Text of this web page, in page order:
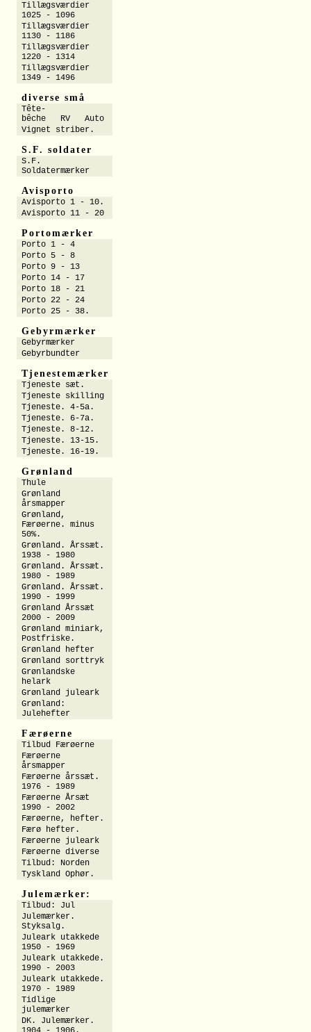
Tillægsværdier
1025 - 1096
Tillægsværdier
1130 - 1186
Tillægsværdier
1220 - 1314
Tillægsværdier
1349 - 1496
diverse små
Tête-
bêche RV Auto
Vignet striber.
S.F. soldater
S.F.
Soldatermærker
Avisporto
Avisporto 1 - 10.
Avisporto 11 - 20
Portomærker
Porto 1 - 4
Porto 5 - 8
Porto 9 - 13
Porto 14 - 17
Porto 18 - 21
Porto 22 - 24
Porto 25 - 38.
Gebyrmærker
Gebyrmærker
Gebyrbundter
Tjenestemærker
Tjeneste sæt.
Tjeneste skilling
Tjeneste. 4-5a.
Tjeneste. 6-7a.
Tjeneste. 8-12.
Tjeneste. 13-15.
Tjeneste. 16-19.
Grønland
Thule
Grønland
årsmapper
Grønland,
Færøerne. minus
50%.
Grønland. Årssæt.
1938 - 1980
Grønland. Årssæt.
1980 - 1989
Grønland. Årssæt.
1990 - 1999
Grønland Årssæt
2000 - 2009
Grønland miniark,
Postfriske.
Grønland hefter
Grønland sorttryk
Grønlandske
helark
Grønland juleark
Grønland:
Julehefter
Færøerne
Tilbud Færøerne
Færøerne
årsmapper
Færøerne årssæt.
1976 - 1989
Færøerne Årsæt
1990 - 2002
Færøerne, hefter.
Færø hefter.
Færøerne juleark
Færøerne diverse
Tilbud: Norden
Tyskland Ophør.
Julemærker:
Tilbud: Jul
Julemærker.
Styksalg.
Juleark utakkede
1950 - 1969
Juleark utakkede.
1990 - 2003
Juleark utakkede.
1970 - 1989
Tidlige
julemærker
DK. Julemærker.